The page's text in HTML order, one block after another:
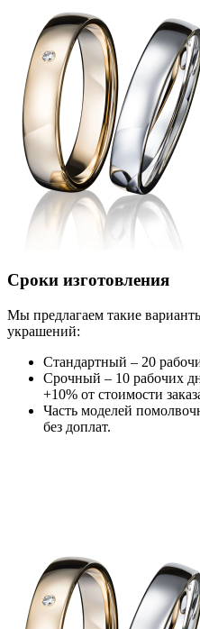
Сроки изготовления
Мы предлагаем такие
украшений:
Стандартный – 20
Срочный – 10 рабочих
+10% от стоимости
Часть моделей
без доплат.